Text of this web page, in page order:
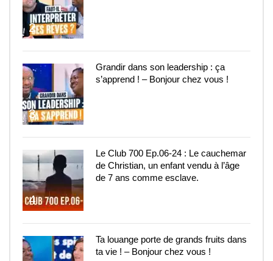
2
3
Grandir dans son leadership : ça
s’apprend ! – Bonjour chez vous !
4
Le Club 700 Ep.06-24 : Le cauchemar
de Christian, un enfant vendu à l’âge
de 7 ans comme esclave.
Ta louange porte de grands fruits dans
ta vie ! – Bonjour chez vous !